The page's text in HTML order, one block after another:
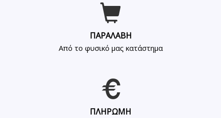
ΠΑΡΑΛΑΒΗ
Από το φυσικό μας κατάστημα
ΠΛΗΡΩΜΗ